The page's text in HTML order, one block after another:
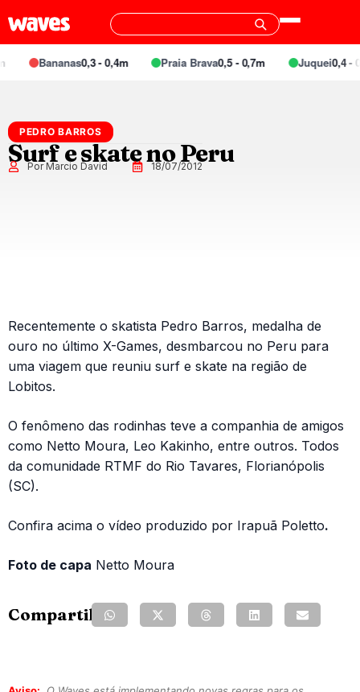
Bananas0,3 - 0,4m Praia Brava0,5 - 0,7m Juquei0,4 -
PEDRO BARROS
Surf e skate no Peru
Por Marcio David 18/07/2012
Recentemente o skatista Pedro Barros, medalha de
ouro no último X-Games, desmbarcou no Peru para
uma viagem que reuniu surf e skate na região de
Lobitos.
O fenômeno das rodinhas teve a companhia de amigos
como Netto Moura, Leo Kakinho, entre outros. Todos
da comunidade RTMF do Rio Tavares, Florianópolis
(SC).
Confira acima o vídeo produzido por Irapuã Poletto.
Foto de capa Netto Moura
Compartilhe: